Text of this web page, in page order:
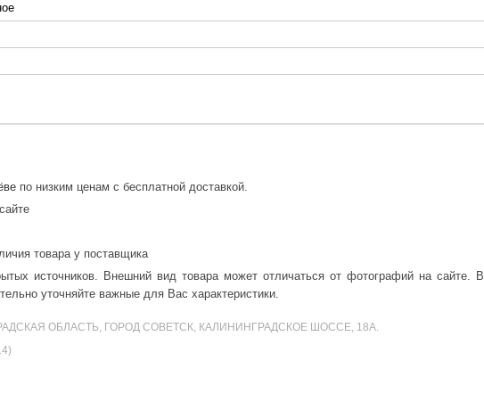
по низким ценам с бесплатной доставкой.
товара у поставщика
источников. Внешний вид товара может отличаться от фотографий на сайте. В
уточняйте важные для Вас характеристики.
ОБЛАСТЬ, ГОРОД СОВЕТСК, КАЛИНИНГРАДСКОЕ ШОССЕ, 18А.